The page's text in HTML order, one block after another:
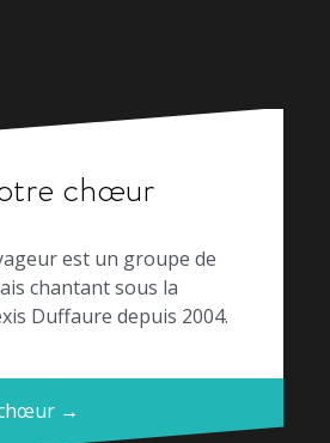
chœur
est un groupe de
chantant sous la
Duffaure depuis 2004.
→